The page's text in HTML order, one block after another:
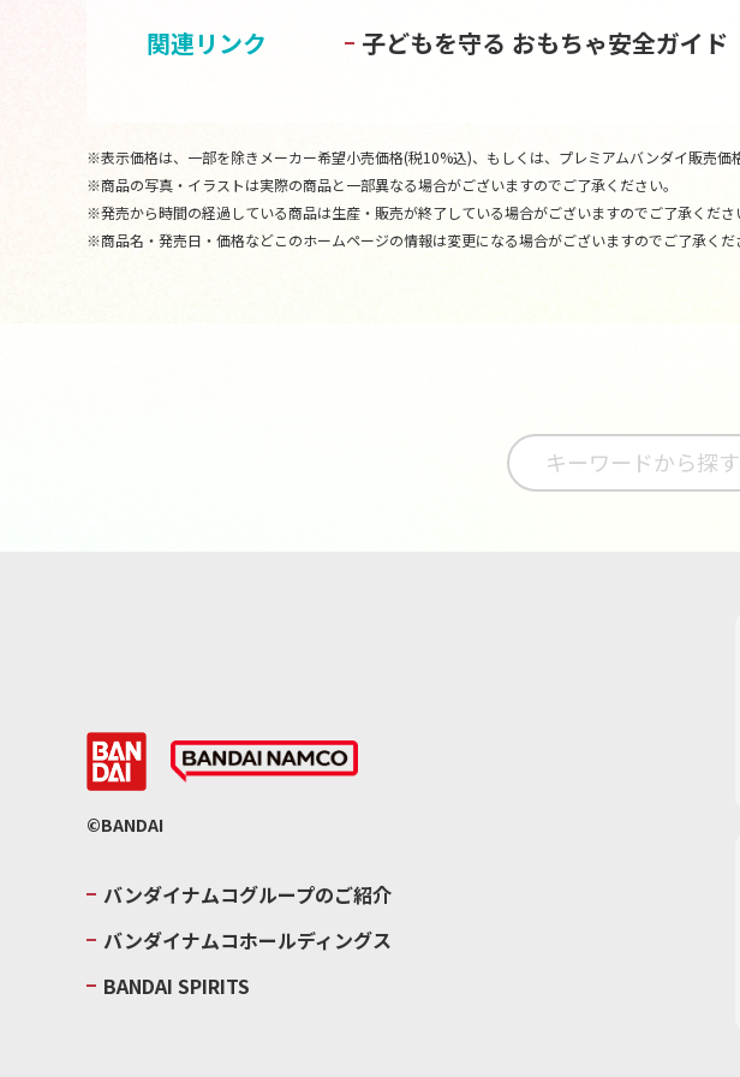
関連リンク 子どもを守る おもちゃ安全ガイド
※表示価格は、一部を除きメーカー希望小売価格(税10%込)、もしくは、プレミアムバンダイ販売価
※商品の写真・イラストは実際の商品と一部異なる場合がございますのでご了承ください。
※発売から時間の経過している商品は生産・販売が終了している場合がございますのでご了承くださ
※商品名・発売日・価格などこのホームページの情報は変更になる場合がございますのでご了承くだ
©BANDAI
バンダイナムコグループのご紹介
バンダイナムコホールディングス
BANDAI SPIRITS